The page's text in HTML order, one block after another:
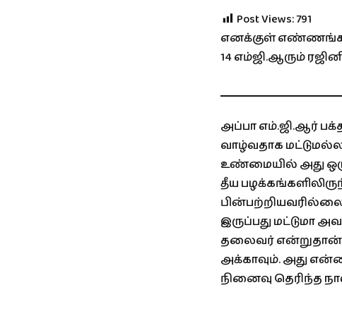
Post Views:791
எனக்குள்
14 எம்ஜி.ஆரும்
அப்பா எம்.ஜி.ஆர்
வாழ்வதாக
உண்மையில் அது
தீய
இருப்பது மட்டுமா
தலைவர் என்றுதான்
அக்காவும். அது
நினைவு தெரிந்த